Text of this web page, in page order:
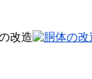
改造